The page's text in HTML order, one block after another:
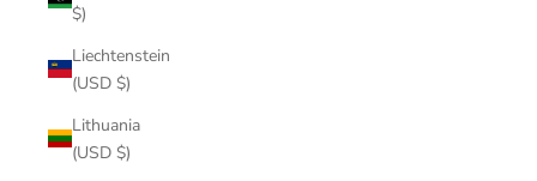
$)
Liechtenstein
(USD $)
Lithuania
(USD $)